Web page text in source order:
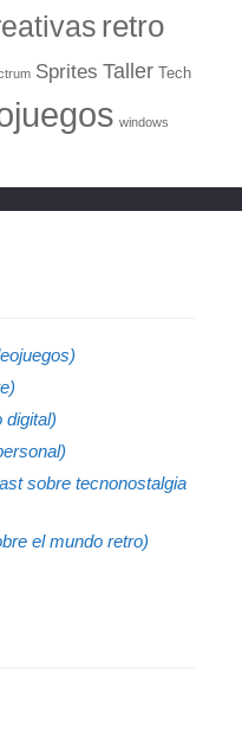
retro
Sprites Taller Tech
windows
digital)
sobre tecnonostalgia
el mundo retro)